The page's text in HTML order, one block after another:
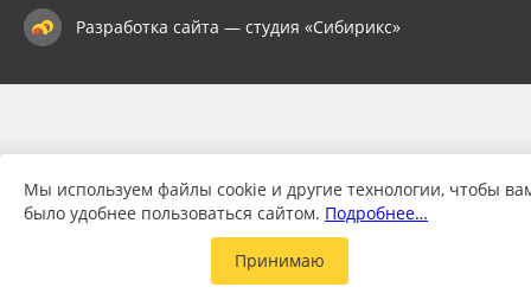
Разработка сайта — студия «Сибирикс»
Мы используем файлы cookie и другие технологии, чтобы
было удобнее пользоваться сайтом. Подробнее…
Принимаю